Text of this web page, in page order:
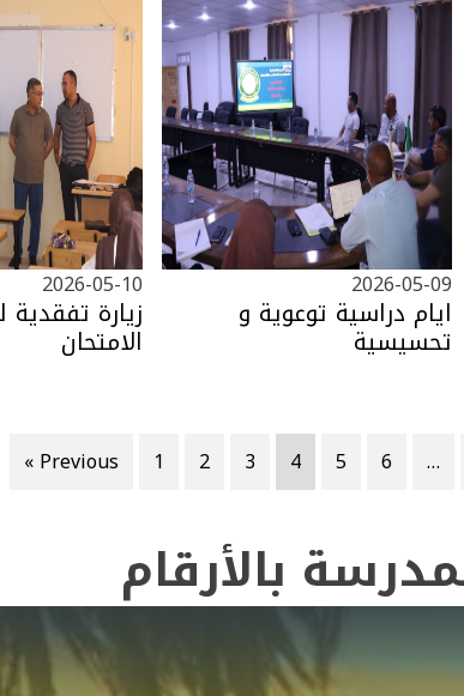
2026-05-10
زيارة تفقدية
الامتحان
2026-05-09
ايام دراسية توعوية و
تحسيسية
« Previous 1 2 3 4 5 6 …
بالأرقام